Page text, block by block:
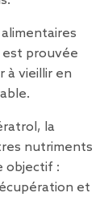
prouvée
à vieillir en
, la
nutriments
objectif :
et